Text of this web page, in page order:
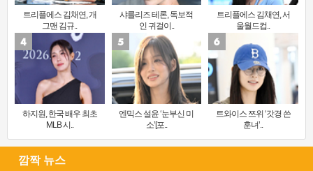
트리플에스 김채연, 개
그맨 김규..
샤를리즈 테론, 독보적
인 귀걸이..
트리플에스 김채연, 서
울월드컵..
하지원, 한국 배우 최초
MLB 시..
엔믹스 설윤 ‘눈부신 미
소’[포..
트와이스 쯔위 ‘갓경 쓴
훈녀’..
깜짝 뉴스